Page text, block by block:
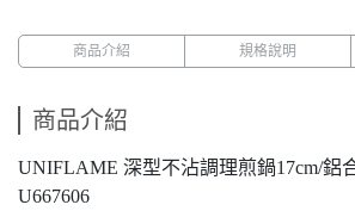
商品介紹 規格說明
商品介紹
UNIFLAME 深型不沾調理煎鍋17cm/鋁
U667606